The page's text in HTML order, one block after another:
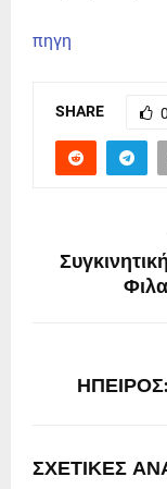
πηγη
SHARE 0
ΗΠΕΙΡΟΣ:
ΣΧΕΤΙΚΈΣ